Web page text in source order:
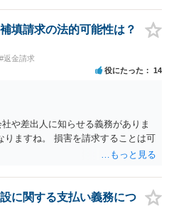
填請求の法的可能性は？
#返金請求
役にたった 14
や差出人に知らせる義務がありま
りますね。 損害を請求することは可
に関する支払い義務につ